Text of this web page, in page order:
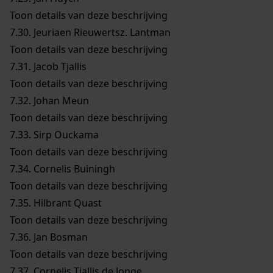
Toon details van deze beschrijving
7.30. Jeuriaen Rieuwertsz. Lantman
Toon details van deze beschrijving
7.31. Jacob Tjallis
Toon details van deze beschrijving
7.32. Johan Meun
Toon details van deze beschrijving
7.33. Sirp Ouckama
Toon details van deze beschrijving
7.34. Cornelis Buiningh
Toon details van deze beschrijving
7.35. Hilbrant Quast
Toon details van deze beschrijving
7.36. Jan Bosman
Toon details van deze beschrijving